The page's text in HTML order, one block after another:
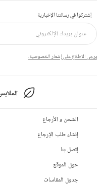
إشتركوا في رسالتنا الإخبارية
يرجى الاطلاع على إشعار الخصوصية.
الشحن و الأرجاع
إنشاء طلب الإرجاع
إتصل بنا
حول الموقع
جدول المقاسات